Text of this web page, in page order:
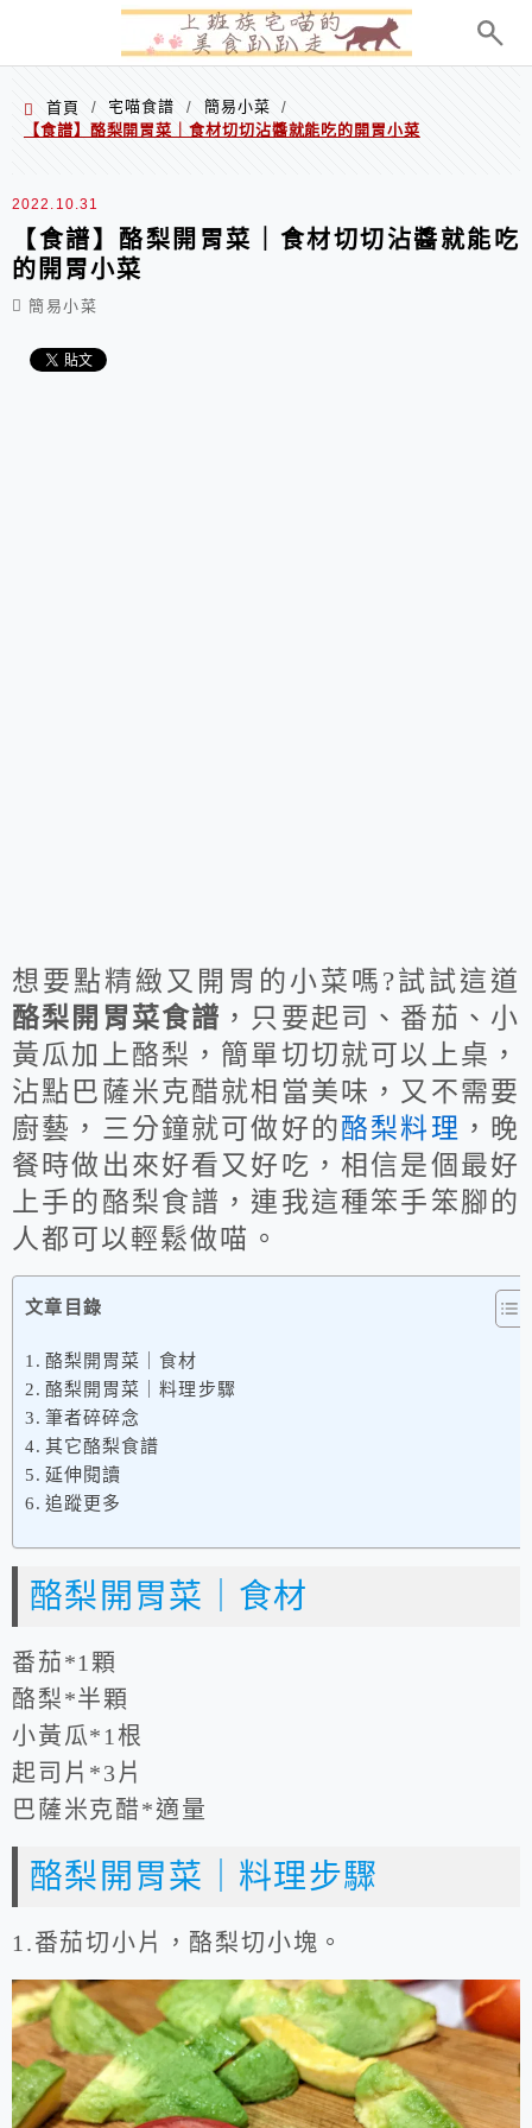
首頁 / 宅喵食譜 / 簡易小菜
/
【食譜】酪梨開胃菜｜食材切切沾醬就能吃的開胃小菜
2022.10.31
【食譜】酪梨開胃菜｜食材切切沾醬就能吃
的開胃小菜
簡易小菜
想要點精緻又開胃的小菜嗎?試試這道
酪梨開胃菜食譜 ，只要起司、番茄、小
黃瓜加上酪梨，簡單切切就可以上桌，
沾點巴薩米克醋就相當美味，又不需要
廚藝，三分鐘就可做好的酪梨料理 ，晚
餐時做出來好看又好吃，相信是個最好
上手的酪梨食譜，連我這種笨手笨腳的
人都可以輕鬆做喵。
文章目錄
酪梨開胃菜｜食材
酪梨開胃菜｜料理步驟
筆者碎碎念
其它酪梨食譜
延伸閱讀
追蹤更多
酪梨開胃菜｜食材
番茄*1顆
酪梨*半顆
小黃瓜*1根
起司片*3片
巴薩米克醋*適量
酪梨開胃菜｜料理步驟
1.番茄切小片，酪梨切小塊。